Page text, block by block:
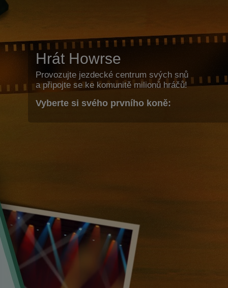
Hrát Howrse
Provozujte jezdecké centrum svých snů
a připojte se ke komunitě milionů hráčů!
Vyberte si svého prvního koně: